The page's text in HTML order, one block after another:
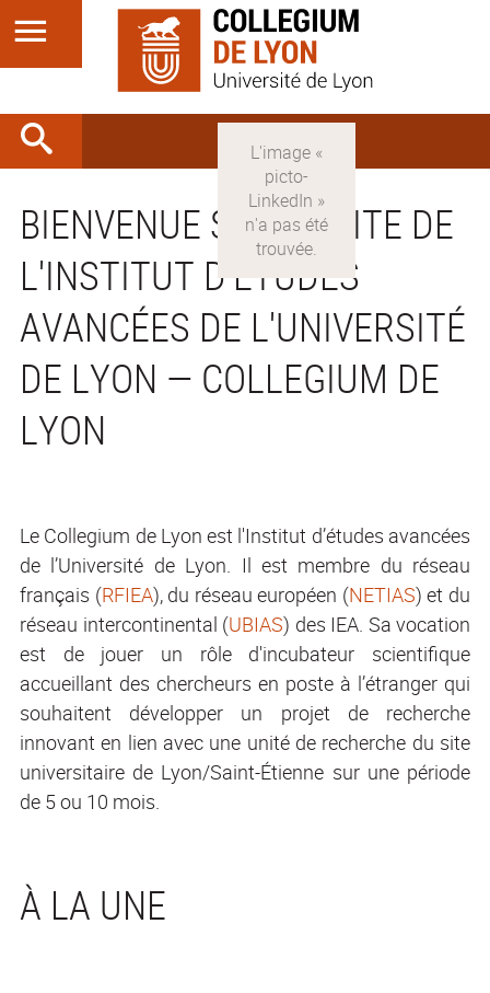
BIENVENUE SUR LE SITE DE
L'INSTITUT D'ÉTUDES
AVANCÉES DE L'UNIVERSITÉ
DE LYON — COLLEGIUM DE
LYON
Le Collegium de Lyon est l'Institut d’études avancées
de l’Université de Lyon. Il est membre du réseau
français (RFIEA), du réseau européen (NETIAS) et du
réseau intercontinental (UBIAS) des IEA. Sa vocation
est de jouer un rôle d'incubateur scientifique
accueillant des chercheurs en poste à l’étranger qui
souhaitent développer un projet de recherche
innovant en lien avec une unité de recherche du site
universitaire de Lyon/Saint-Étienne sur une période
de 5 ou 10 mois.